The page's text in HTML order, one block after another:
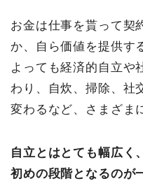
お金は仕事を貰って契
か、自ら価値を提供す
よっても経済的自立や
わり、自炊、掃除、社
変わるなど、さまざま
自立とはとても幅広く
初めの段階となるのが